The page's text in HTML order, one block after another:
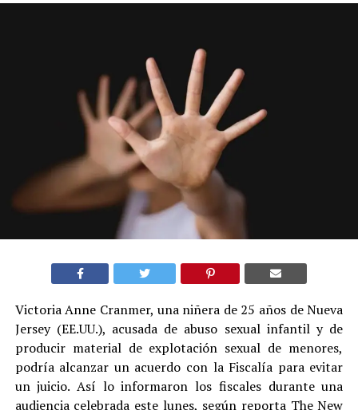
Victoria Anne Cranmer, una niñera de 25 años de Nueva
Jersey (EE.UU.), acusada de abuso sexual infantil y de
producir material de explotación sexual de menores,
podría alcanzar un acuerdo con la Fiscalía para evitar
un juicio. Así lo informaron los fiscales durante una
audiencia celebrada este lunes, según reporta The New